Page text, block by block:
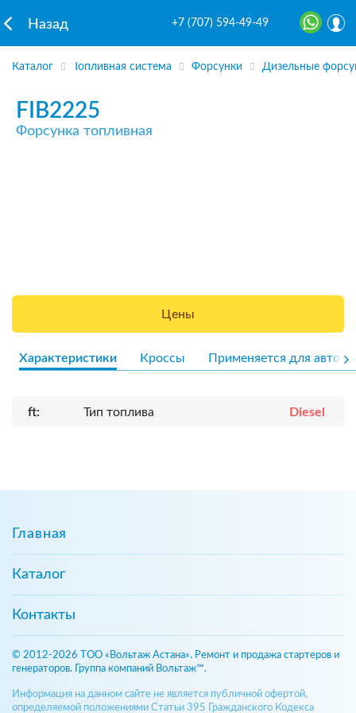
Назад +7 (707) 594-49-49
Каталог Топливная система Форсунки Дизельные
FIB2225
Форсунка топливная
Цены
Характеристики Кроссы Применяется для авто
ft: Тип топлива Diesel
Главная
Каталог
Контакты
© 2012-2026 ТОО «Вольтаж Астана». Ремонт и продажа стартеров и
генераторов. Группа компаний Вольтаж™.
Информация на данном сайте не является публичной офертой,
определяемой положениями Статьи 395 Гражданского Кодекса